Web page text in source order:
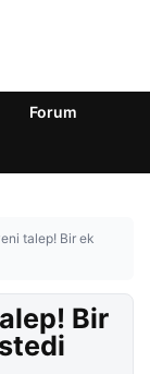
Forum
talep! Bir ek
Bir